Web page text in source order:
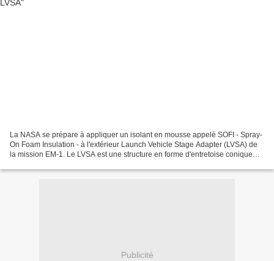
La NASA se prépare à appliquer un isolant en mousse appelé SOFI - Spray-
On Foam Insulation - à l'extérieur Launch Vehicle Stage Adapter (LVSA) de
la mission EM-1. Le LVSA est une structure en forme d'entretoise conique
Publicité